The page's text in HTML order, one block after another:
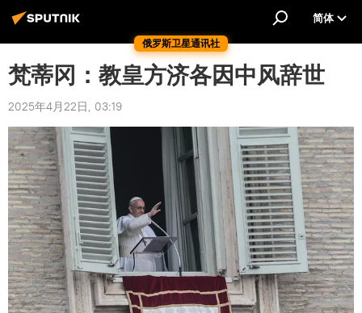
俄罗斯卫星通讯社
简体
梵蒂冈：教皇方济各因中风辞世
2025年4月22日, 03:19